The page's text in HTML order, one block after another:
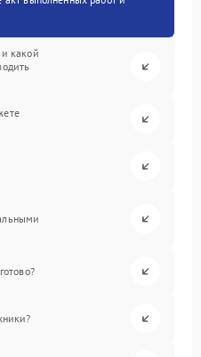
какой